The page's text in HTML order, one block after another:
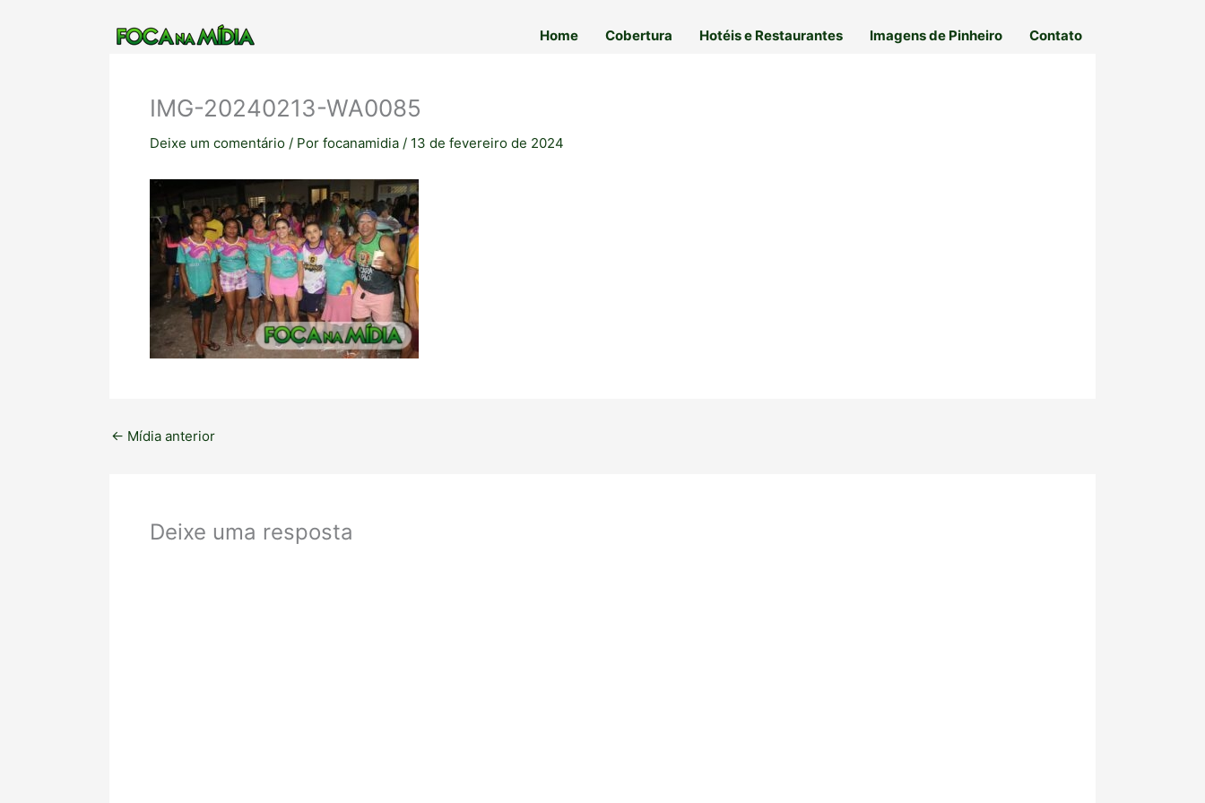
Home Cobertura Hotéis e Restaurantes Imagens de Pinheiro Contato
IMG-20240213-WA0085
Deixe um comentário / Por focanamidia / 13 de fevereiro de 2024
← Mídia anterior
Deixe uma resposta